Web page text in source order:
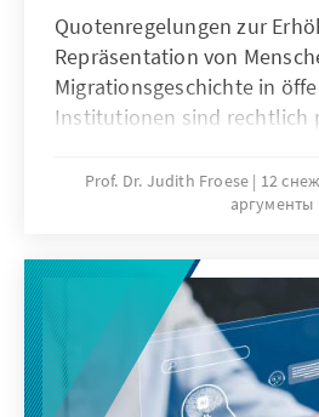
Quotenregelungen zur
Repräsentation von
Migrationsgeschichte in
Institutionen sind rechtlich
nach Herkunft. Für Quoten
Menschen mit
zeigt: Sonderregelungen für
eingewanderte Menschen
sinnvoll. Später besteht die
Aufgabe der Abgrenzung der
Prof. Dr. Judith Froese 12
аргументы